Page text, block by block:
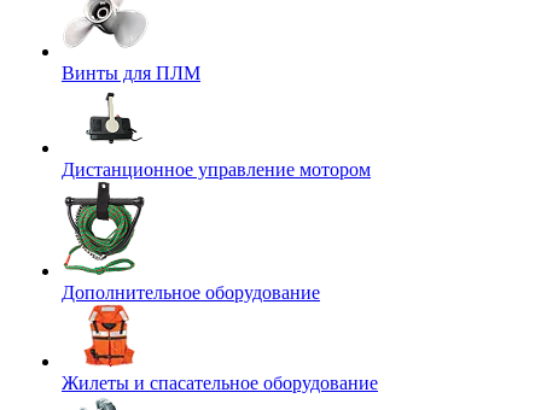
Винты для ПЛМ
Дистанционное управление мотором
Дополнительное оборудование
Жилеты и спасательное оборудование